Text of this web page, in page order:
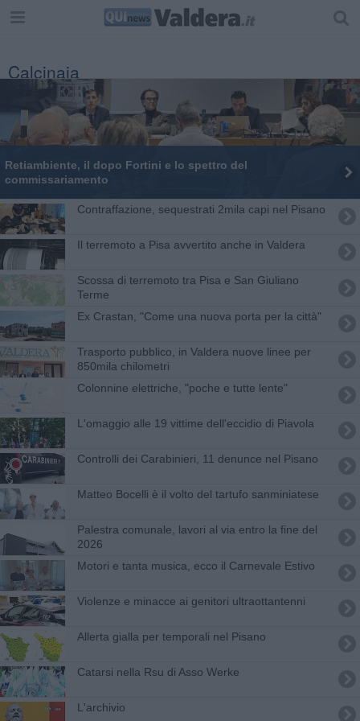
Calcinaia
Retiambiente, il dopo Fortini e lo spettro del
commissariamento
Contraffazione, sequestrati 2mila capi nel Pisano
Il terremoto a Pisa avvertito anche in Valdera
Scossa di terremoto tra Pisa e San Giuliano
Terme
Ex Crastan, "Come una nuova porta per la città"
Trasporto pubblico, in Valdera nuove linee per
850mila chilometri
Colonnine elettriche, "poche e tutte lente"
L'omaggio alle 19 vittime dell'eccidio di Piavola
Controlli dei Carabinieri, 11 denunce nel Pisano
Matteo Bocelli è il volto del tartufo sanminiatese
Palestra comunale, lavori al via entro la fine del
2026
Motori e tanta musica, ecco il Carnevale Estivo
Violenze e minacce ai genitori ultraottantenni
Allerta gialla per temporali nel Pisano
Catarsi nella Rsu di Asso Werke
L'archivio